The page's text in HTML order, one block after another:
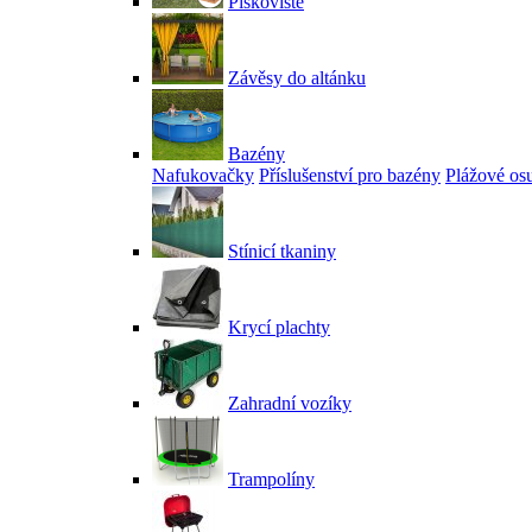
Závěsy do altánku
Bazény
Nafukovačky Příslušenství pro bazény Plážové
Stínicí tkaniny
Krycí plachty
Zahradní vozíky
Trampolíny